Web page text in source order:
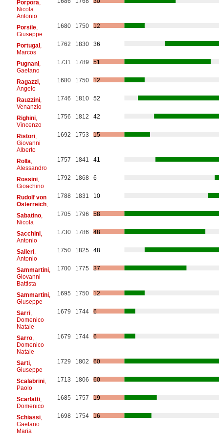
Porpora
Nicola
Antonio
Porsile,
Giuseppe
1680 1750 12
Portugal,
Marcos
1762 1830 36
Pugnani,
Gaetano
1731 1789 51
Ragazzi,
Angelo
1680 1750 12
Rauzzini,
Venanzio
1746 1810 52
Righini,
Vincenzo
1756 1812 42
Ristori,
Giovanni
Alberto
1692 1753 15
Rolla
Alessandro
1757 1841 41
Rossini,
Gioachino
1792 1868 6
Rudolf von
Österreich,
1788 1831 10
Sabatino,
Nicola
1705 1796 58
Sacchini,
Antonio
1730 1786 48
Salieri,
Antonio
1750 1825 48
Sammartini,
Giovanni
Battista
1700 1775 37
Sammartini,
Giuseppe
1695 1750 12
Sarri,
Domenico
Natale
1679 1744 6
Sarro,
Domenico
Natale
1679 1744 6
Sarti,
Giuseppe
1729 1802 60
Scalabrini,
Paolo
1713 1806 60
Scarlatti,
Domenico
1685 1757 19
Schiassi,
Gaetano
Maria
1698 1754 16